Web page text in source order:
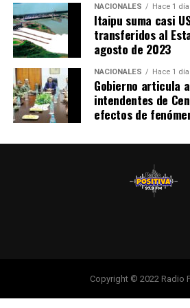
disposición personal y todos sus
efectivos, equipos y transporte del
la Armada Paraguaya, la Fuerza
Comando Logístico, listos para
ciudadanía en caso de necesidad,
autoridades nacionales.
NACIONALES Hace 1 día
Itaipu suma casi
transferidos al
agosto de 2023
NACIONALES Hace 1 día
Gobierno articula
intendentes de
efectos de
Copyright © 2022 Radio